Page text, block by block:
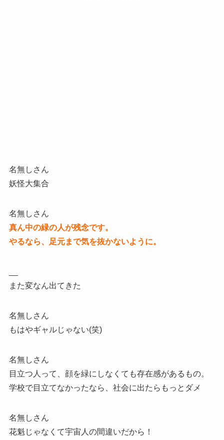
名無しさん
妖怪大集合
名無しさん
真ん中の緑の人が残念です。
やるなら、足元まで気を抜かないように。
また変なん出てきた
名無しさん
もはやギャルじゃない(笑)
名無しさん
目立つ人って、顔を緑にしなくても存在感があるもの。
学校で目立てなかったなら、社会に出たらもっとダメ
名無しさん
花魁じゃなくて宇宙人の間違いだから！